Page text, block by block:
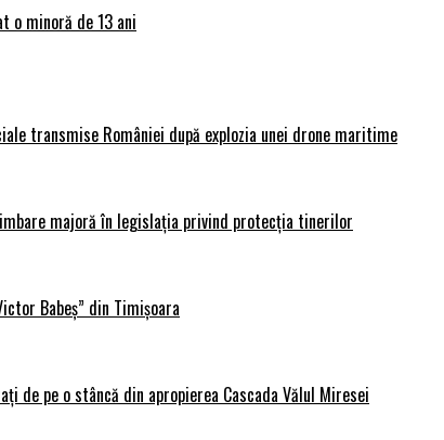
o minoră de 13 ani
transmise României după explozia unei drone maritime
majoră în legislația privind protecția tinerilor
Babeș” din Timișoara
de pe o stâncă din apropierea Cascada Vălul Miresei